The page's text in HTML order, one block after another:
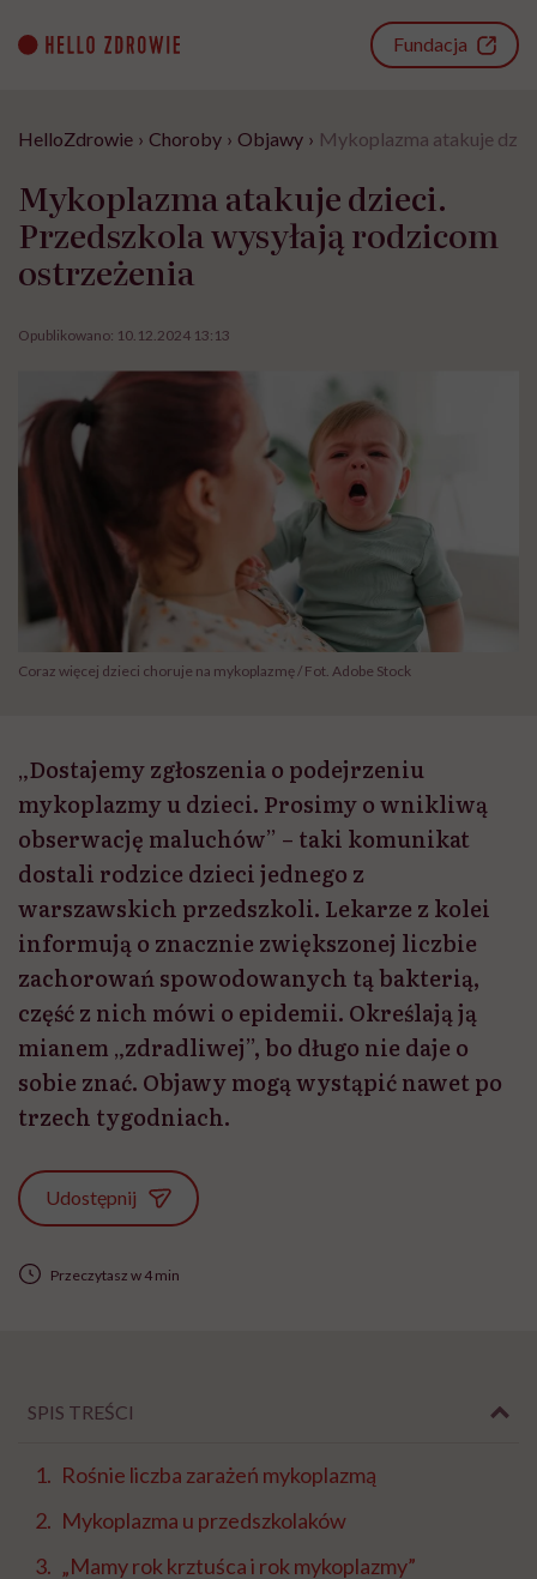
content
Fundacja
HelloZdrowie › Choroby › Objawy › Mykoplazma atakuje
Mykoplazma atakuje dzieci.
Przedszkola wysyłają rodzicom
ostrzeżenia
Opublikowano: 10.12.2024 13:13
Coraz więcej dzieci choruje na mykoplazmę / Fot. Adobe Stock
„Dostajemy zgłoszenia o podejrzeniu
mykoplazmy u dzieci. Prosimy o wnikliwą
obserwację maluchów” – taki komunikat
dostali rodzice dzieci jednego z
warszawskich przedszkoli. Lekarze z kolei
informują o znacznie zwiększonej liczbie
zachorowań spowodowanych tą bakterią,
część z nich mówi o epidemii. Określają ją
mianem „zdradliwej”, bo długo nie daje o
sobie znać. Objawy mogą wystąpić nawet po
trzech tygodniach.
Udostępnij
Przeczytasz w 4 min
SPIS TREŚCI
Rośnie liczba zarażeń mykoplazmą
Mykoplazma u przedszkolaków
„Mamy rok krztuśca i rok mykoplazmy”